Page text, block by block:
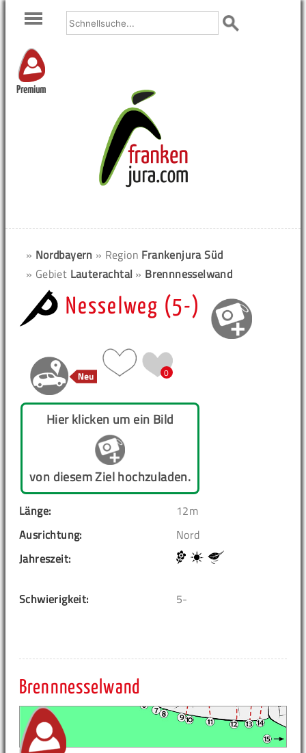
Premium
» Nordbayern » Region Frankenjura Süd
» Gebiet Lauterachtal » Brennnesselwand
Nesselweg (5-)
0
Hier klicken um ein Bild
von diesem Ziel hochzuladen.
Länge:
12m
Ausrichtung:
Nord
Jahreszeit:
Schwierigkeit: 5-
Brennnesselwand